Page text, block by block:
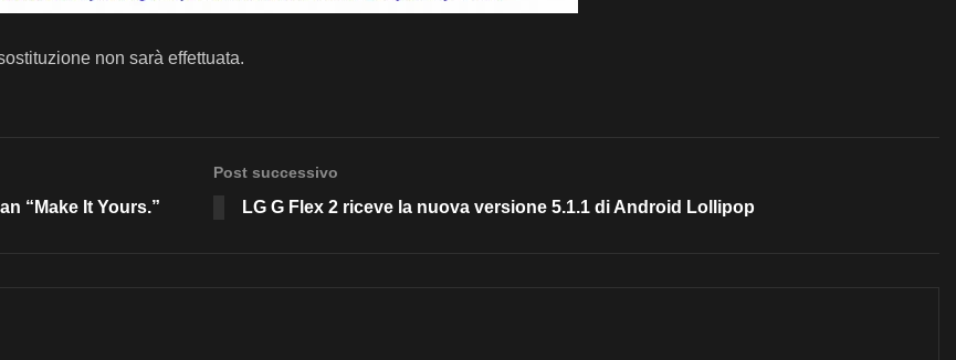
non sarà effettuata.
“Make It Yours.”
Post successivo
LG G Flex 2 riceve la nuova versione 5.1.1 di Android Lollipop